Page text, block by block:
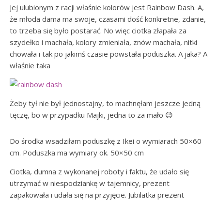
Jej ulubionym z racji właśnie kolorów jest Rainbow Dash. A,
że młoda dama ma swoje, czasami dość konkretne, zdanie,
to trzeba się było postarać. No więc ciotka złapała za
szydełko i machała, kolory zmieniała, znów machała, nitki
chowała i tak po jakimś czasie powstała poduszka. A jaka? A
właśnie taka
Żeby tył nie był jednostajny, to machnęłam jeszcze jedną
tęczę, bo w przypadku Majki, jedna to za mało 😉
Do środka wsadziłam poduszkę z Ikei o wymiarach 50×60
cm. Poduszka ma wymiary ok. 50×50 cm
Ciotka, dumna z wykonanej roboty i faktu, że udało się
utrzymać w niespodziankę w tajemnicy, prezent
zapakowała i udała się na przyjęcie. Jubilatka prezent